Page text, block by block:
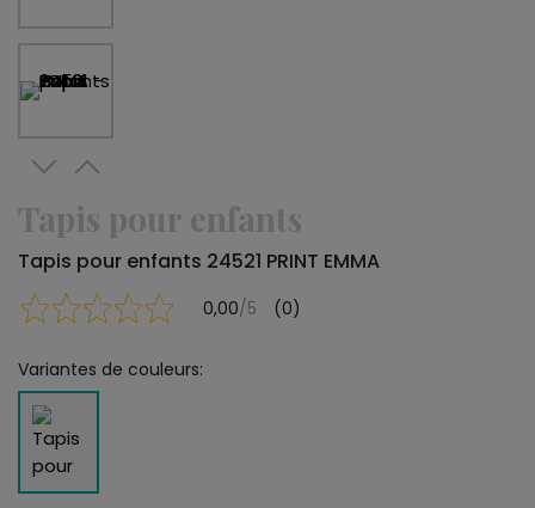
Tapis pour enfants
Tapis pour enfants 24521 PRINT EMMA
0,00/5 (0)
Variantes de couleurs: